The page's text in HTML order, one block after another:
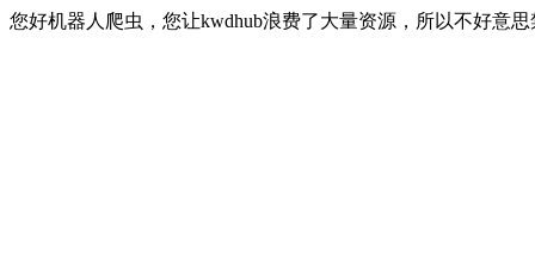
您好机器人爬虫，您让kwdhub浪费了大量资源，所以不好意